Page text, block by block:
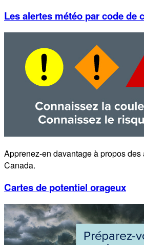
Les alertes météo par code de
Apprenez-en davantage à propos des
Canada.
Cartes de potentiel orageux